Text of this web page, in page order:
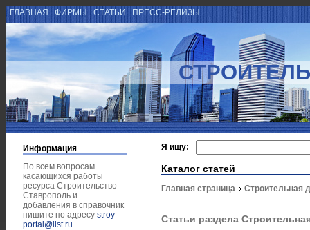
ГЛАВНАЯ ФИРМЫ СТАТЬИ ПРЕСС-РЕЛИЗЫ
Информация
По всем вопросам
касающихся работы
ресурса Строительство
Ставрополь и
добавления в справочник
пишите по адресу stroy-
portal@list.ru.
Я ищу:
Каталог статей
Главная страница Строительная
Статьи раздела